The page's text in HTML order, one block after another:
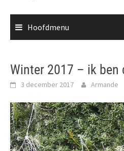
Hoofdmenu
Winter 2017 – ik ben
3 december 2017 Armande